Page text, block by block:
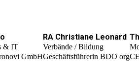
& IT
GmbH
RA Christiane Leonard
Verbände / Bildung
Geschäftsführerin BDO org